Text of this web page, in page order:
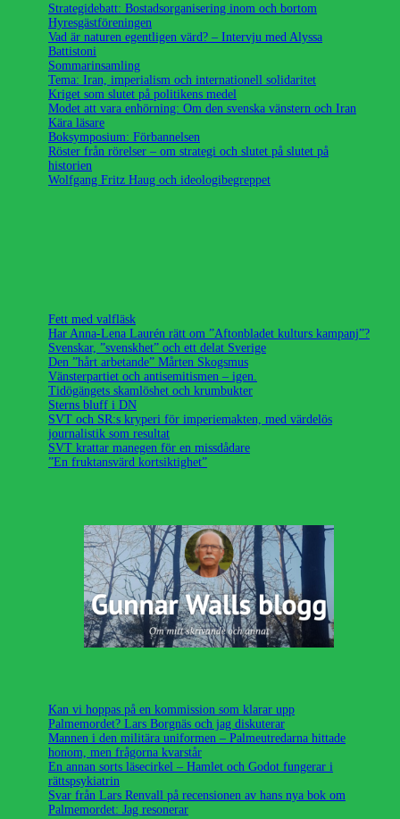
Strategidebatt: Bostadsorganisering inom och bortom
Hyresgästföreningen
Vad är naturen egentligen värd? – Intervju med Alyssa
Battistoni
Sommarinsamling
Tema: Iran, imperialism och internationell solidaritet
Kriget som slutet på politikens medel
Modet att vara enhörning: Om den svenska vänstern och Iran
Kära läsare
Boksymposium: Förbannelsen
Röster från rörelser – om strategi och slutet på slutet på
historien
Wolfgang Fritz Haug och ideologibegreppet
Fett med valfläsk
Har Anna-Lena Laurén rätt om ”Aftonbladet kulturs kampanj”?
Svenskar, ”svenskhet” och ett delat Sverige
Den ”hårt arbetande” Mårten Skogsmus
Vänsterpartiet och antisemitismen – igen.
Tidögängets skamlöshet och krumbukter
Sterns bluff i DN
SVT och SR:s kryperi för imperiemakten, med värdelös
journalistik som resultat
SVT krattar manegen för en missdådare
”En fruktansvärd kortsiktighet”
Kan vi hoppas på en kommission som klarar upp
Palmemordet? Lars Borgnäs och jag diskuterar
Mannen i den militära uniformen – Palmeutredarna hittade
honom, men frågorna kvarstår
En annan sorts läsecirkel – Hamlet och Godot fungerar i
rättspsykiatrin
Svar från Lars Renvall på recensionen av hans nya bok om
Palmemordet: Jag resonerar